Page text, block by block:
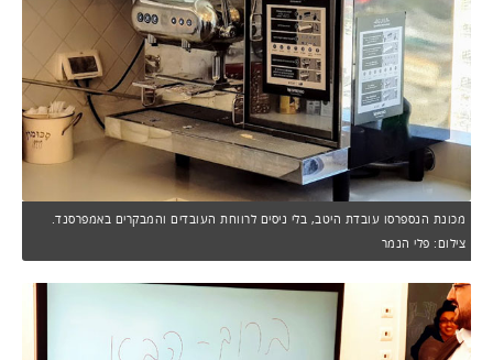
מכונת הנספרסו עובדת היטב, בלי ניסים לרווחת העובדים והמבקרים באמפרסנד.
צילום: פלי הנמר